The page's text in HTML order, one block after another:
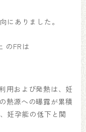
にありました。
のFRは
用および発熱は、妊
熱源への曝露が累積
妊孕能の低下と関